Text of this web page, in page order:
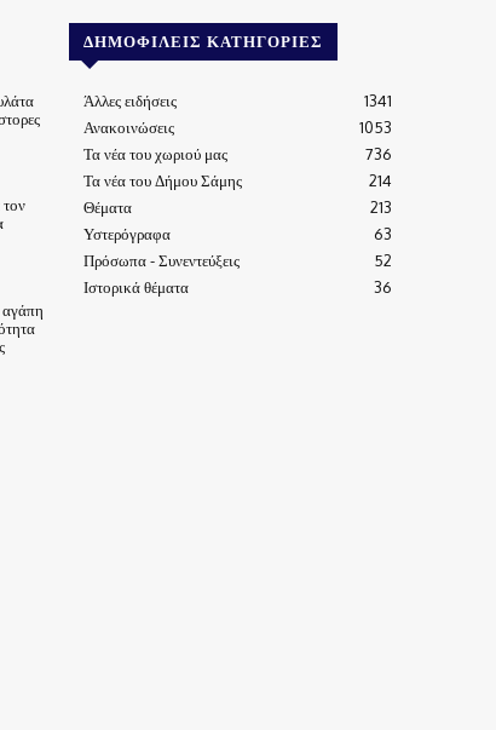
αγάπη
ΔΗΜΟΦΙΛΕΊΣ ΚΑΤΗΓΟΡΊΕΣ
Άλλες ειδήσεις
1341
Ανακοινώσεις
1053
Τα νέα του χωριού μας
736
Τα νέα του Δήμου Σάμης
214
Θέματα
213
Υστερόγραφα
63
Πρόσωπα - Συνεντεύξεις
52
Ιστορικά θέματα
36